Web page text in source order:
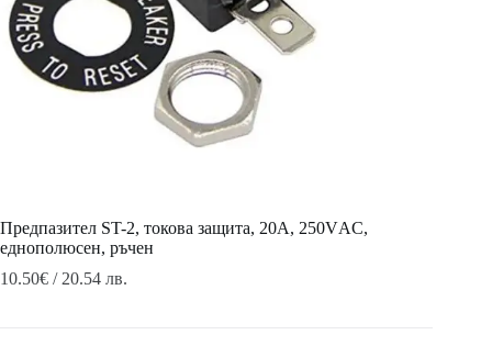
Предпазител ST-2, токова защита, 20A, 250VАC,
еднополюсен, ръчен
10.50€ / 20.54 лв.